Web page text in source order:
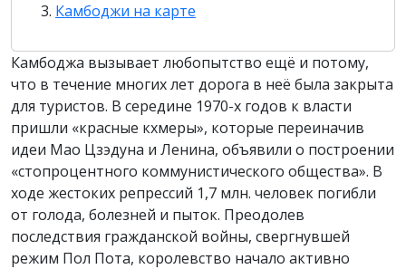
Камбоджи на карте
Камбоджа вызывает любопытство ещё и потому,
что в течение многих лет дорога в неё была закрыта
для туристов. В середине 1970-х годов к власти
пришли «красные кхмеры», которые переиначив
идеи Мао Цзэдуна и Ленина, объявили о построении
«стопроцентного коммунистического общества». В
ходе жестоких репрессий 1,7 млн. человек погибли
от голода, болезней и пыток. Преодолев
последствия гражданской войны, свергнувшей
режим Пол Пота, королевство начало активно